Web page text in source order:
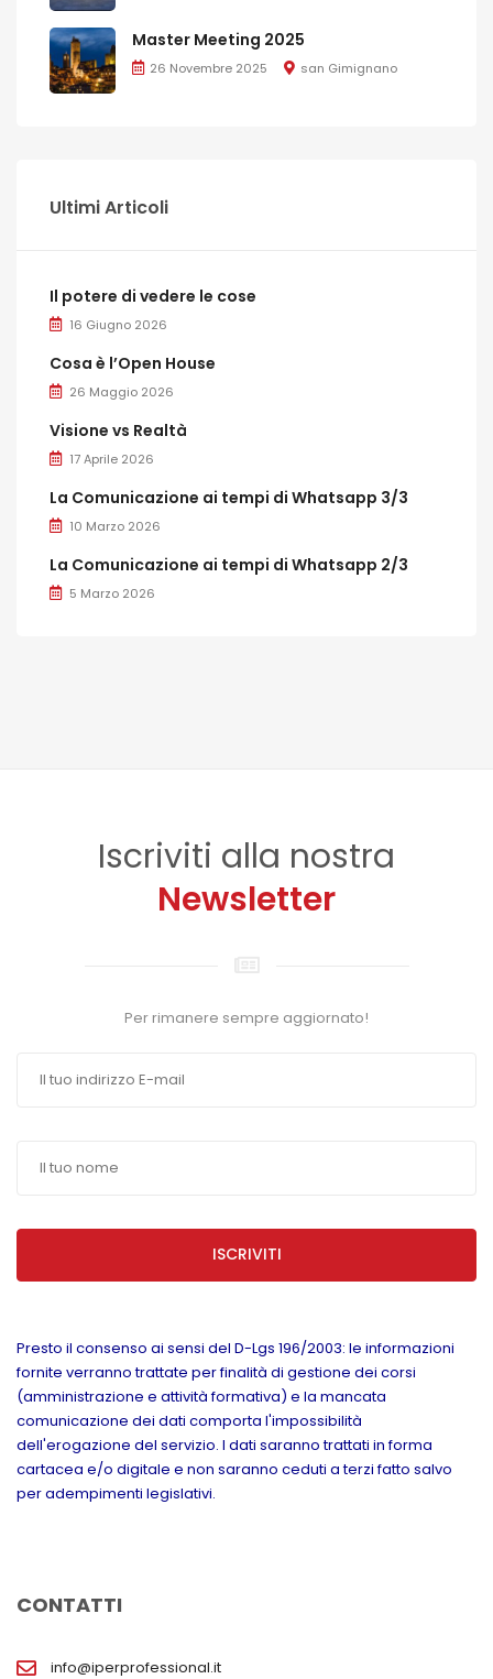
Master Meeting 2025
26 Novembre 2025 san Gimignano
Ultimi Articoli
Il potere di vedere le cose
16 Giugno 2026
Cosa è l’Open House
26 Maggio 2026
Visione vs Realtà
17 Aprile 2026
La Comunicazione ai tempi di Whatsapp 3/3
10 Marzo 2026
La Comunicazione ai tempi di Whatsapp 2/3
5 Marzo 2026
Iscriviti alla nostra
Newsletter
Per rimanere sempre aggiornato!
ISCRIVITI
Presto il consenso ai sensi del D-Lgs 196/2003: le informazioni
fornite verranno trattate per finalità di gestione dei corsi
(amministrazione e attività formativa) e la mancata
comunicazione dei dati comporta l'impossibilità
dell'erogazione del servizio. I dati saranno trattati in forma
cartacea e/o digitale e non saranno ceduti a terzi fatto salvo
per adempimenti legislativi.
CONTATTI
info@iperprofessional.it